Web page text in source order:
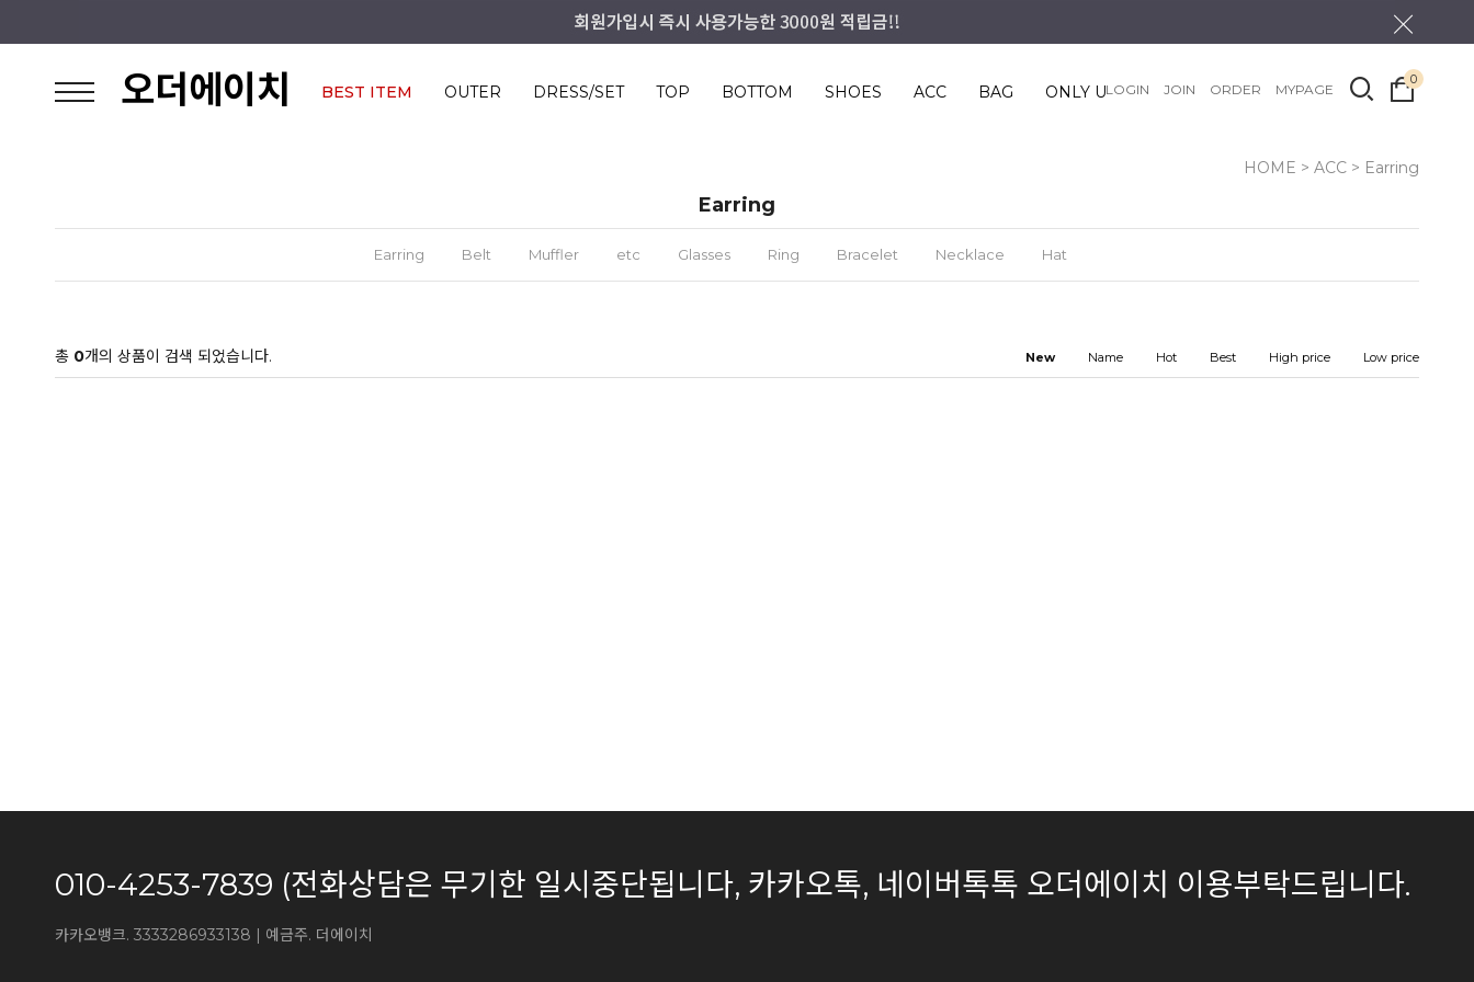
오더에이치 BEST ITEM OUTER DRESS/SET TOP BOTTOM SHOES ACC BAG ONLY ULOGIN JOIN ORDER MYPAGE
0
HOME > ACC > Earring
Earring
Earring Belt Muffler etc Glasses Ring Bracelet Necklace Hat
총 0개의 상품이 검색 되었습니다. New Name Hot Best High price Low price
010-4253-7839 (전화상담은 무기한 일시중단됩니다, 카카오톡, 네이버톡톡 오더에이치 이용부탁드립니다.
카카오뱅크. 3333286933138 | 예금주. 더에이치